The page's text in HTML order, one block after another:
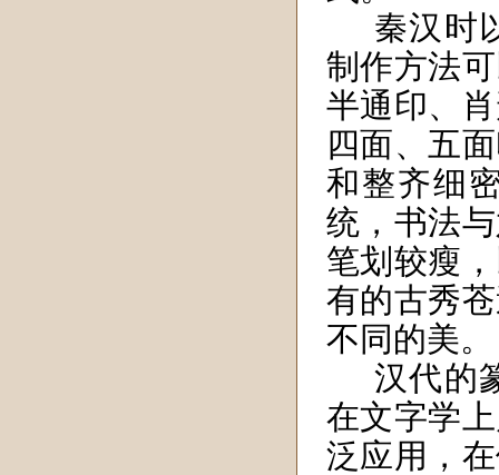
秦汉时
制作方法
半通印、
四面、五
和整齐细
统，书法
笔划较瘦
有的古秀
不同的美。
汉代的
在文字学
泛应用，